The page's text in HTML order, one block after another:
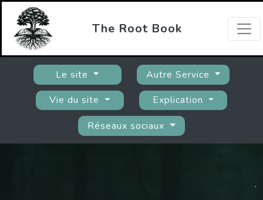
The Root Book
Le site
Autre Service
Vie du site
Explication
Réseaux sociaux